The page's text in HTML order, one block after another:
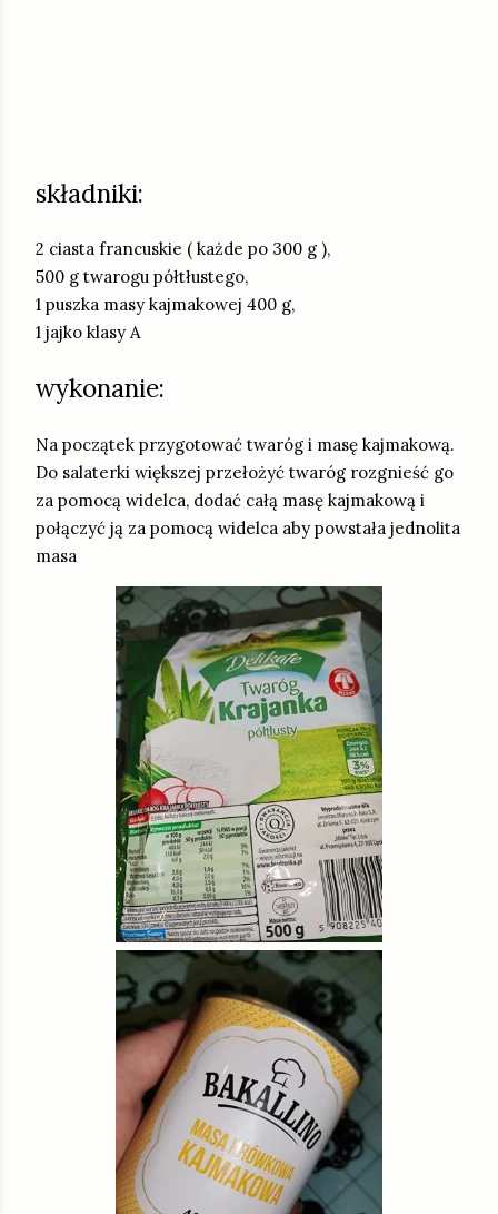
składniki:
2 ciasta francuskie ( każde po 300 g ),
500 g twarogu półtłustego,
1 puszka masy kajmakowej 400 g,
1 jajko klasy A
wykonanie:
Na początek przygotować twaróg i masę kajmakową.
Do salaterki większej przełożyć twaróg rozgnieść go
za pomocą widelca, dodać całą masę kajmakową i
połączyć ją za pomocą widelca aby powstała jednolita
masa